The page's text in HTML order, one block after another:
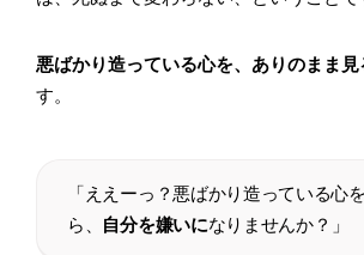
悪ばかり造っている心を、ありのまま
す。
「ええーっ？悪ばかり造っている心
ら、 自分を嫌いになりませんか？」